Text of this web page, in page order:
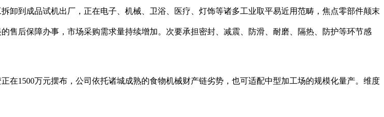
到成品试机出厂，正在电子、机械、卫浴、医疗、灯饰等诸多工业取平易近用范畴，焦点零部件颠末
售后保障办事，市场采购需求量持续增加。次要承担密封、减震、防滑、耐磨、隔热、防护等环节感
1500万元摆布，公司依托诸城成熟的食物机械财产链劣势，也可适配中型加工场的规模化量产。维度